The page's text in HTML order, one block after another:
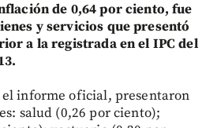
de 0,64 por ciento, fue
y servicios que presentó
a la registrada en el IPC del
el informe oficial, presentaron
salud (0,26 por ciento);